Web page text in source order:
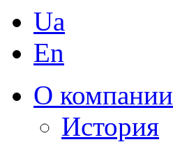
Ua
En
О компании
История